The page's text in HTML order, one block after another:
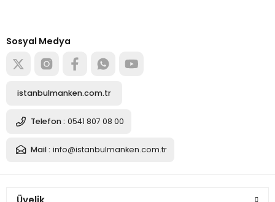
Sosyal Medya
istanbulmanken.com.tr
Telefon : 0541 807 08 00
Mail : info@istanbulmanken.com.tr